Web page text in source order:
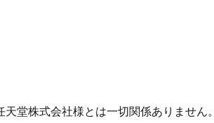
堂株式会社様とは一切関係ありません。